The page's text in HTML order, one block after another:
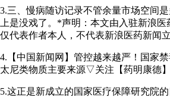
3.三、慢病随访记录不管余量市场空间
上是没戏了。*声明：本文由入驻新浪
仅代表作者本人，不代表新浪医药新闻立
4.【中国新闻网】管控越来越严！国家
太尼类物质主要来源▽关注【药明康德
5.这正是新成立的国家医疗保障研究院